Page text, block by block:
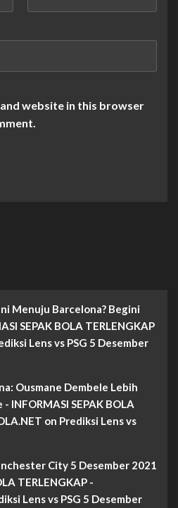
and website in this browser
Menuju Barcelona? Begini
SEPAK BOLA TERLENGKAP
Lens vs PSG 5 Desember
Ousmane Dembele Lebih
INFORMASI SEPAK BOLA
on Prediksi Lens vs
City 5 Desember 2021
TERLENGKAP -
Lens vs PSG 5 Desember